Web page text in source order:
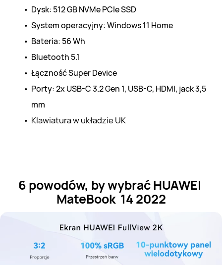
Dysk: 512 GB NVMe PCIe SSD
System operacyjny: Windows 11 Home
Bateria: 56 Wh
Bluetooth 5.1
Łączność Super Device
Porty: 2x USB-C 3.2 Gen 1, USB-C, HDMI, jack 3,5
mm
Klawiatura w układzie UK
6 powodów, by wybrać HUAWEI
MateBook  14 2022